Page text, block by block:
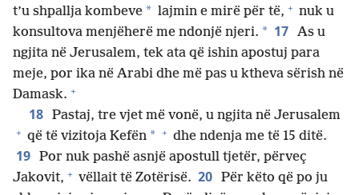
t’u shpallja kombeve * lajmin e mirë për të, + nuk u
konsultova menjëherë me ndonjë njeri. * 17 As u
ngjita në Jerusalem, tek ata që ishin apostuj para
meje, por ika në Arabi dhe më pas u ktheva sërish në
Damask. +
18 Pastaj, tre vjet më vonë, u ngjita në Jerusalem
+ që të vizitoja Kefën * + dhe ndenja me të 15 ditë.
19 Por nuk pashë asnjë apostull tjetër, përveç
Jakovit, + vëllait të Zotërisë. 20 Për këto që po ju